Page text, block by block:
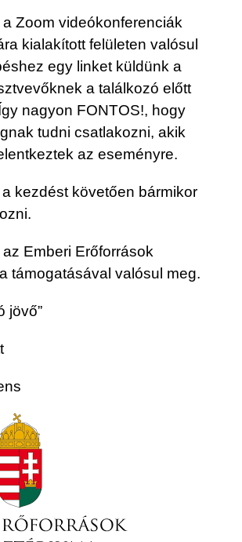
Zoom videókonferenciák
kialakított felületen valósul
egy linket küldünk a
a találkozó előtt
nagyon FONTOS!, hogy
tudni csatlakozni, akik
az eseményre.
kezdést követően bármikor
Emberi Erőforrások
támogatásával valósul meg.
jövő”